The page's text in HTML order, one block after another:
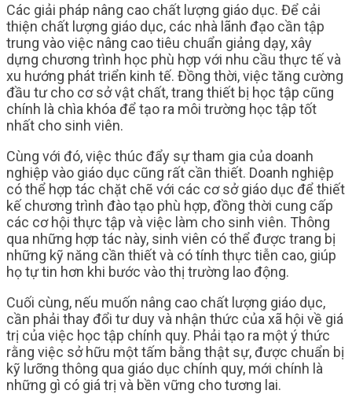
Các giải pháp nâng cao chất lượng giáo dục. Để cải
thiện chất lượng giáo dục, các nhà lãnh đạo cần tập
trung vào việc nâng cao tiêu chuẩn giảng dạy, xây
dựng chương trình học phù hợp với nhu cầu thực tế và
xu hướng phát triển kinh tế. Đồng thời, việc tăng cường
đầu tư cho cơ sở vật chất, trang thiết bị học tập cũng
chính là chìa khóa để tạo ra môi trường học tập tốt
nhất cho sinh viên.
Cùng với đó, việc thúc đẩy sự tham gia của doanh
nghiệp vào giáo dục cũng rất cần thiết. Doanh nghiệp
có thể hợp tác chặt chẽ với các cơ sở giáo dục để thiết
kế chương trình đào tạo phù hợp, đồng thời cung cấp
các cơ hội thực tập và việc làm cho sinh viên. Thông
qua những hợp tác này, sinh viên có thể được trang bị
những kỹ năng cần thiết và có tính thực tiễn cao, giúp
họ tự tin hơn khi bước vào thị trường lao động.
Cuối cùng, nếu muốn nâng cao chất lượng giáo dục,
cần phải thay đổi tư duy và nhận thức của xã hội về giá
trị của việc học tập chính quy. Phải tạo ra một ý thức
rằng việc sở hữu một tấm bằng thật sự, được chuẩn bị
kỹ lưỡng thông qua giáo dục chính quy, mới chính là
những gì có giá trị và bền vững cho tương lai.